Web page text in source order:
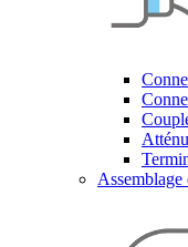
Assemblage